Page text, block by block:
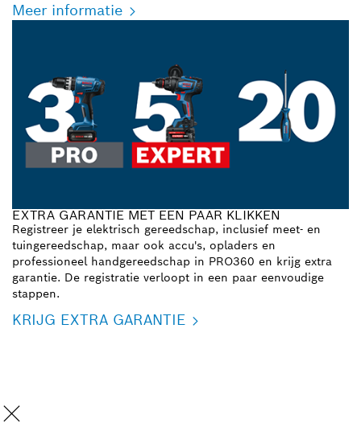
Meer informatie
EXTRA GARANTIE MET EEN PAAR KLIKKEN
Registreer je elektrisch gereedschap, inclusief meet- en
tuingereedschap, maar ook accu's, opladers en
professioneel handgereedschap in PRO360 en krijg extra
garantie. De registratie verloopt in een paar eenvoudige
stappen.
KRIJG EXTRA GARANTIE